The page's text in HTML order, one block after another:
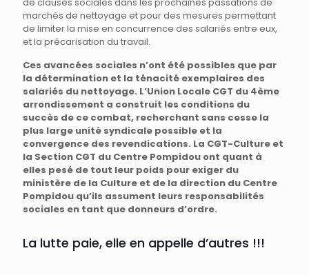
de clauses sociales dans les prochaines passations de
marchés de nettoyage et pour des mesures permettant
de limiter la mise en concurrence des salariés entre eux,
et la précarisation du travail.
Ces avancées sociales n’ont été possibles que par
la détermination et la ténacité exemplaires des
salariés du nettoyage. L’Union Locale CGT du 4ème
arrondissement a construit les conditions du
succès de ce combat, recherchant sans cesse la
plus large unité syndicale possible et la
convergence des revendications. La CGT-Culture et
la Section CGT du Centre Pompidou ont quant à
elles pesé de tout leur poids pour exiger du
ministère de la Culture et de la direction du Centre
Pompidou qu’ils assument leurs responsabilités
sociales en tant que donneurs d’ordre.
La lutte paie, elle en appelle d’autres !!!